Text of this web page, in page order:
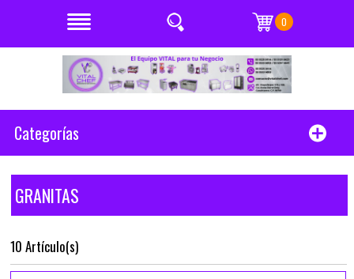
0
Categorías
GRANITAS
10 Artículo(s)